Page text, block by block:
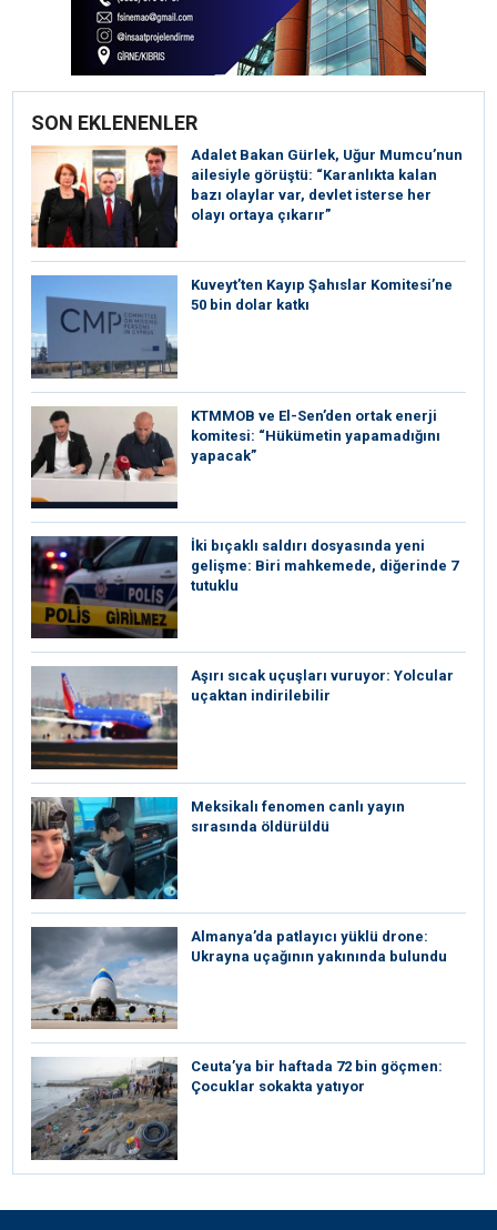
SON EKLENENLER
Adalet Bakan Gürlek, Uğur Mumcu’nun
ailesiyle görüştü: “Karanlıkta kalan
bazı olaylar var, devlet isterse her
olayı ortaya çıkarır”
Kuveyt’ten Kayıp Şahıslar Komitesi’ne
50 bin dolar katkı
KTMMOB ve El-Sen’den ortak enerji
komitesi: “Hükümetin yapamadığını
yapacak”
İki bıçaklı saldırı dosyasında yeni
gelişme: Biri mahkemede, diğerinde 7
tutuklu
Aşırı sıcak uçuşları vuruyor: Yolcular
uçaktan indirilebilir
Meksikalı fenomen canlı yayın
sırasında öldürüldü
Almanya’da patlayıcı yüklü drone:
Ukrayna uçağının yakınında bulundu
Ceuta’ya bir haftada 72 bin göçmen:
Çocuklar sokakta yatıyor